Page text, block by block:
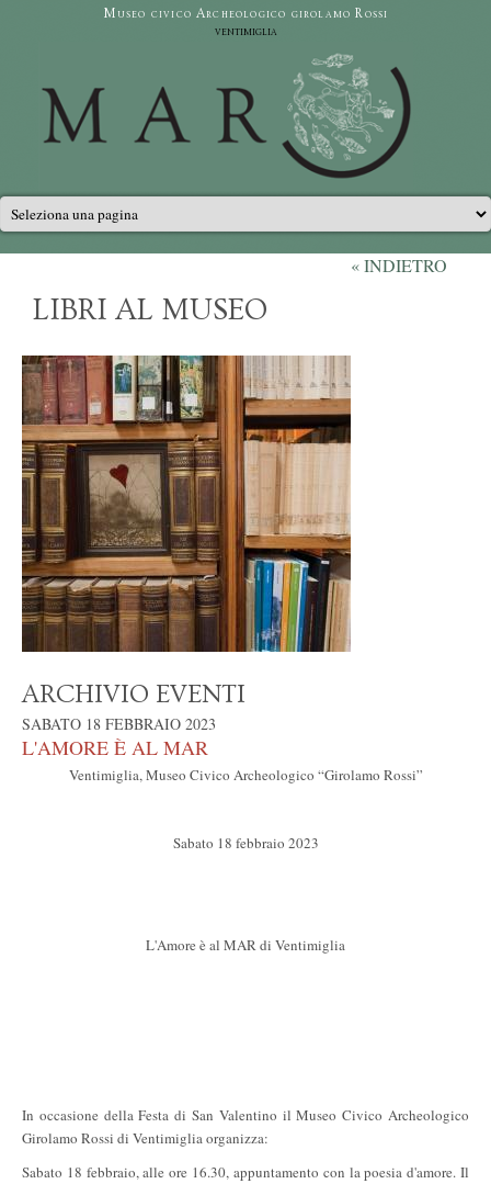
Salta al contenuto principaleMuseo civico Archeologico girolamo Rossi
ventimiglia
Menu principale « INDIETRO
LIBRI AL MUSEO
ARCHIVIO EVENTI
SABATO 18 FEBBRAIO 2023
L'AMORE È AL MAR
Ventimiglia, Museo Civico Archeologico “Girolamo Rossi”
Sabato 18 febbraio 2023
L'Amore è al MAR di Ventimiglia
In occasione della Festa di San Valentino il Museo Civico Archeologico
Girolamo Rossi di Ventimiglia organizza:
Sabato 18 febbraio, alle ore 16.30, appuntamento con la poesia d'amore. Il